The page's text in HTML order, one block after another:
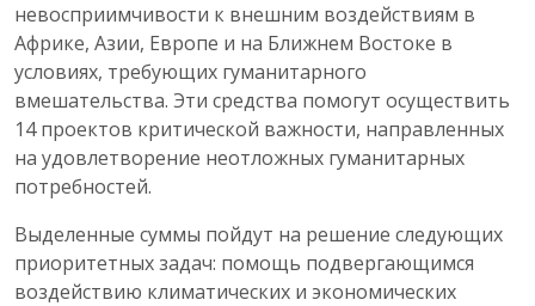
невосприимчивости к внешним воздействиям в
Африке, Азии, Европе и на Ближнем Востоке в
условиях, требующих гуманитарного
вмешательства. Эти средства помогут осуществить
14 проектов критической важности, направленных
на удовлетворение неотложных гуманитарных
потребностей.
Выделенные суммы пойдут на решение следующих
приоритетных задач: помощь подвергающимся
воздействию климатических и экономических